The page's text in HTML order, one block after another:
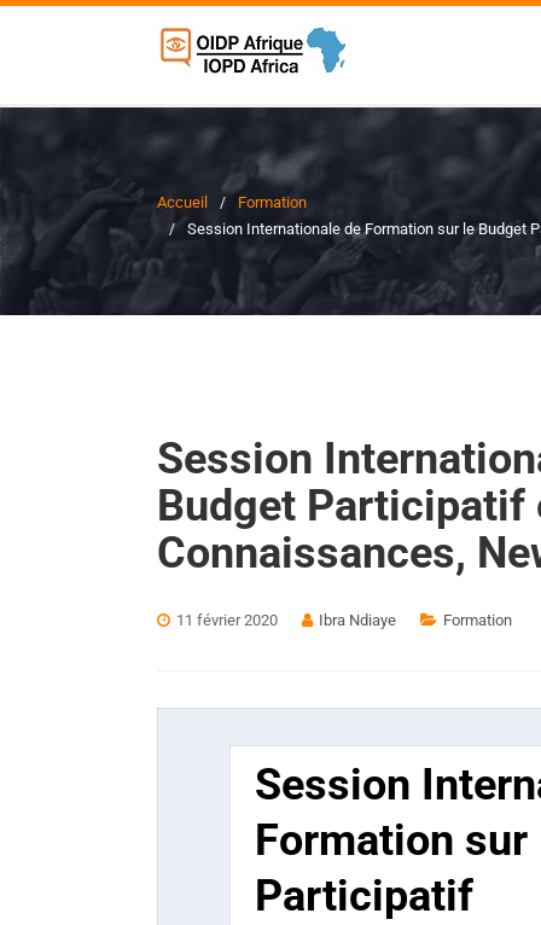
Accueil
Formation
Session Internationale de Formation sur le Budget
Session
Budget Participatif
Connaissances,
11 février 2020 Ibra Ndiaye Formation
Session
Formation sur
Participatif